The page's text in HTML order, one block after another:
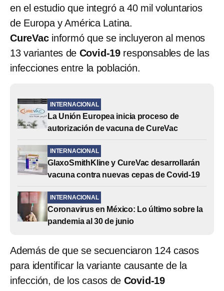
en el estudio que integró a 40 mil voluntarios
de Europa y América Latina.
CureVacinformó que se incluyeron al menos
13 variantes de Covid-19 responsables de las
infecciones entre la población.
INTERNACIONAL
La Unión Europea inicia proceso de
autorización de vacuna de CureVac
INTERNACIONAL
GlaxoSmithKline y CureVac desarrollarán
vacuna contra nuevas cepas de Covid-19
INTERNACIONAL
Coronavirus en México: Lo último sobre la
pandemia al 30 de junio
Además de que se secuenciaron 124 casos
para identificar la variante causante de la
infección, de los casos de Covid-19